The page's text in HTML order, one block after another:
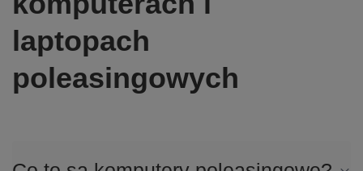
laptopach
poleasingowych